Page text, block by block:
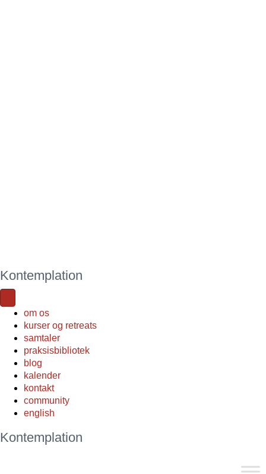
Kontemplation
om os
kurser og retreats
samtaler
praksisbibliotek
blog
kalender
kontakt
community
english
Kontemplation